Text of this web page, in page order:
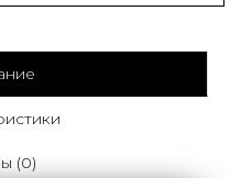
(0)